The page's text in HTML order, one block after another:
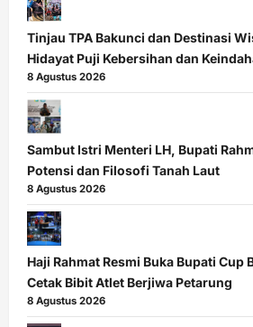
Tinjau TPA Bakunci dan Destinasi
Hidayat Puji Kebersihan dan
8 Agustus 2026
Sambut Istri Menteri LH, Bupati
Potensi dan Filosofi Tanah Laut
8 Agustus 2026
Haji Rahmat Resmi Buka Bupati Cup
Cetak Bibit Atlet Berjiwa Petarung
8 Agustus 2026